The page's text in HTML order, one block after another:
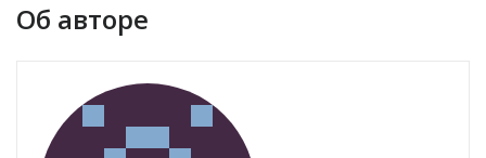
Об авторе